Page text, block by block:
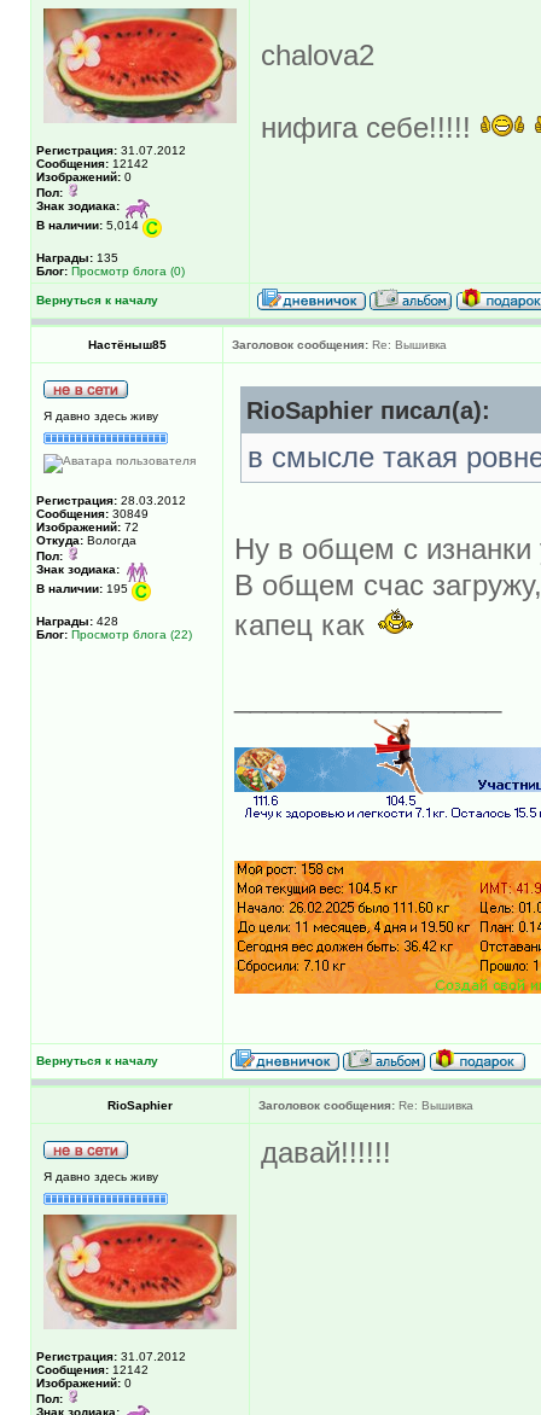
Регистрация: 31.07.2012
Сообщения: 12142
Изображений: 0
Пол:
Знак зодиака:
В наличии: 5,014
Награды: 135
Блог: Просмотр блога (0)
chalova2
нифига себе!!!!!
Вернуться к началу
Настёныш85 Заголовок сообщения: Re: Вышивка
Я давно здесь живу
Регистрация: 28.03.2012
Сообщения: 30849
Изображений: 72
Откуда: Вологда
Пол:
Знак зодиака:
В наличии: 195
Награды: 428
Блог: Просмотр блога (22)
RioSaphier писал(а):
в смысле такая
Ну в общем с изнанки
В общем счас
капец как
Вернуться к началу
RioSaphier Заголовок сообщения: Re: Вышивка
Я давно здесь живу
Регистрация: 31.07.2012
Сообщения: 12142
Изображений: 0
Пол:
Знак зодиака:
давай!!!!!!